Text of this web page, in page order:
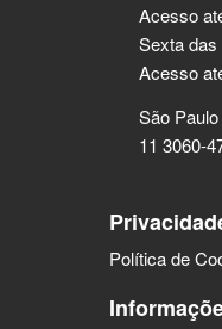
Acesso
Sexta das
Acesso
São
11 3060-
Política de